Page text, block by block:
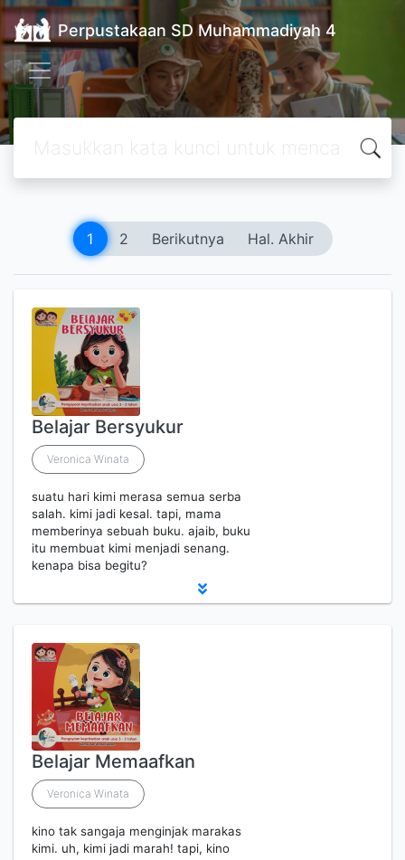
Perpustakaan SD Muhammadiyah 4
1 2 Berikutnya Hal. Akhir
Belajar Bersyukur
Veronica Winata
suatu hari kimi merasa semua serba
salah. kimi jadi kesal. tapi, mama
memberinya sebuah buku. ajaib, buku
itu membuat kimi menjadi senang.
kenapa bisa begitu?
Belajar Memaafkan
Veronica Winata
kino tak sangaja menginjak marakas
kimi. uh, kimi jadi marah! tapi, kino